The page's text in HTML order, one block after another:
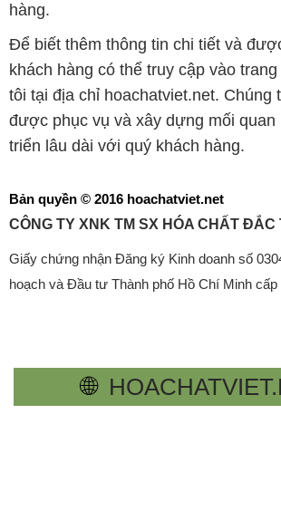
hàng.
Để biết thêm thông tin chi tiết và
khách hàng có thể truy cập vào
tôi tại địa chỉ hoachatviet.net. Chúng
được phục vụ và xây dựng mối quan
triển lâu dài với quý khách hàng.
Bản quyền © 2016 hoachatviet.net
CÔNG TY XNK TM SX HÓA CHẤT
Giấy chứng nhận Đăng ký Kinh doanh số
hoạch và Đầu tư Thành phố Hồ Chí Minh cấp
🌐